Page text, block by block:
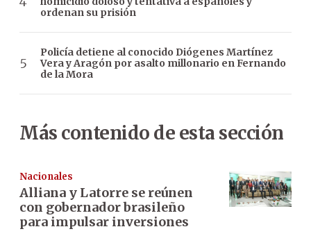
ordenan su prisión
Policía detiene al conocido Diógenes Martínez
Vera y Aragón por asalto millonario en Fernando
de la Mora
Más contenido de esta sección
Nacionales
Alliana y Latorre se reúnen
con gobernador brasileño
para impulsar inversiones